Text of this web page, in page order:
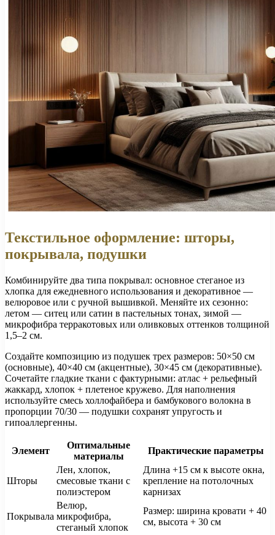
Текстильное оформление: шторы,
покрывала, подушки
Комбинируйте два типа покрывал: основное стеганое из
хлопка для ежедневного использования и декоративное —
велюровое или с ручной вышивкой. Меняйте их сезонно:
летом — ситец или сатин в пастельных тонах, зимой —
микрофибра терракотовых или оливковых оттенков толщиной
1,5–2 см.
Создайте композицию из подушек трех размеров: 50×50 см
(основные), 40×40 см (акцентные), 30×45 см (декоративные).
Сочетайте гладкие ткани с фактурными: атлас + рельефный
жаккард, хлопок + плетеное кружево. Для наполнения
используйте смесь холлофайбера и бамбукового волокна в
пропорции 70/30 — подушки сохранят упругость и
гипоаллергенны.
Элемент
Оптимальные
материалы
Практические параметры
Шторы
Лен, хлопок,
смесовые ткани с
полиэстером
Длина +15 см к высоте окна,
крепление на потолочных
карнизах
Покрывала
Велюр,
микрофибра,
стеганый хлопок
Размер: ширина кровати + 40
см, высота + 30 см